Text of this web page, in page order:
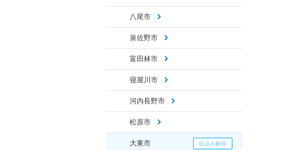
八尾市
泉佐野市
富田林市
寝屋川市
河内長野市
松原市
大東市